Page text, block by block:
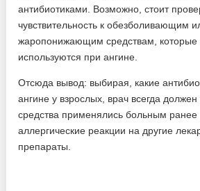
антибиотиками. Возможно, стоит
чувствительность к обезболивающим
жаропонижающим средствам, которые
используются при ангине.
Отсюда вывод: выбирая, какие
ангине у взрослых, врач всегда должен
средства применялись больным
аллергические реакции на другие
препараты.